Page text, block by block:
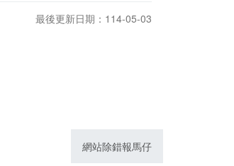
最後更新日期：114-05-03
網站除錯報馬仔